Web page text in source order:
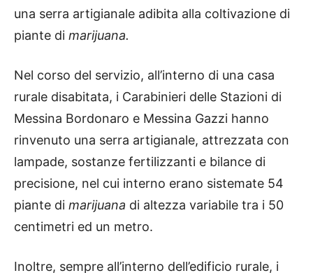
una serra artigianale adibita alla coltivazione di
piante di marijuana.
Nel corso del servizio, all’interno di una casa
rurale disabitata, i Carabinieri delle Stazioni di
Messina Bordonaro e Messina Gazzi hanno
rinvenuto una serra artigianale, attrezzata con
lampade, sostanze fertilizzanti e bilance di
precisione, nel cui interno erano sistemate 54
piante di marijuana di altezza variabile tra i 50
centimetri ed un metro.
Inoltre, sempre all’interno dell’edificio rurale, i